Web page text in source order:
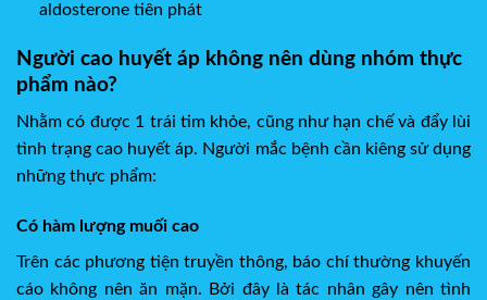
aldosterone tiên phát
Người cao huyết áp không nên dùng nhóm thực
phẩm nào?
Nhằm có được 1 trái tim khỏe, cũng như hạn chế và đẩy lùi
tình trạng cao huyết áp. Người mắc bệnh cần kiêng sử dụng
những thực phẩm:
Có hàm lượng muối cao
Trên các phương tiện truyền thông, báo chí thường khuyến
cáo không nên ăn mặn. Bởi đây là tác nhân gây nên tình